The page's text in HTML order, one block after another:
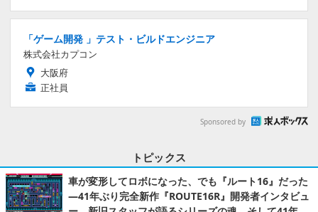
「ゲーム開発 」テスト・ビルドエンジニア
株式会社カプコン
大阪府
正社員
Sponsored by
トピックス
車が変形してロボになった、でも『ルート16』だった
―41年ぶり完全新作『ROUTE16R』開発者インタビュ